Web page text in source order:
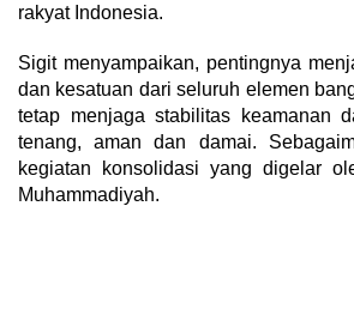
rakyat Indonesia.
Sigit menyampaikan, pentingnya
dan kesatuan dari seluruh elemen
tetap menjaga stabilitas keamanan
tenang, aman dan damai.
kegiatan konsolidasi yang digelar
Muhammadiyah.